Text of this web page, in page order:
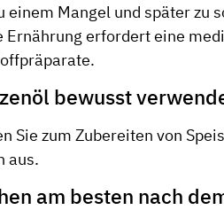
einem Mangel und später zu
Ernährung erfordert eine
bewusst
Sie zum Zubereiten von
aus.
am besten nach